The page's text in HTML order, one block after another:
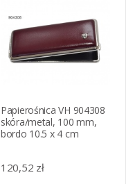
Papierośnica VH 904308
skóra/metal, 100 mm,
bordo 10.5 x 4 cm
120,52 zł